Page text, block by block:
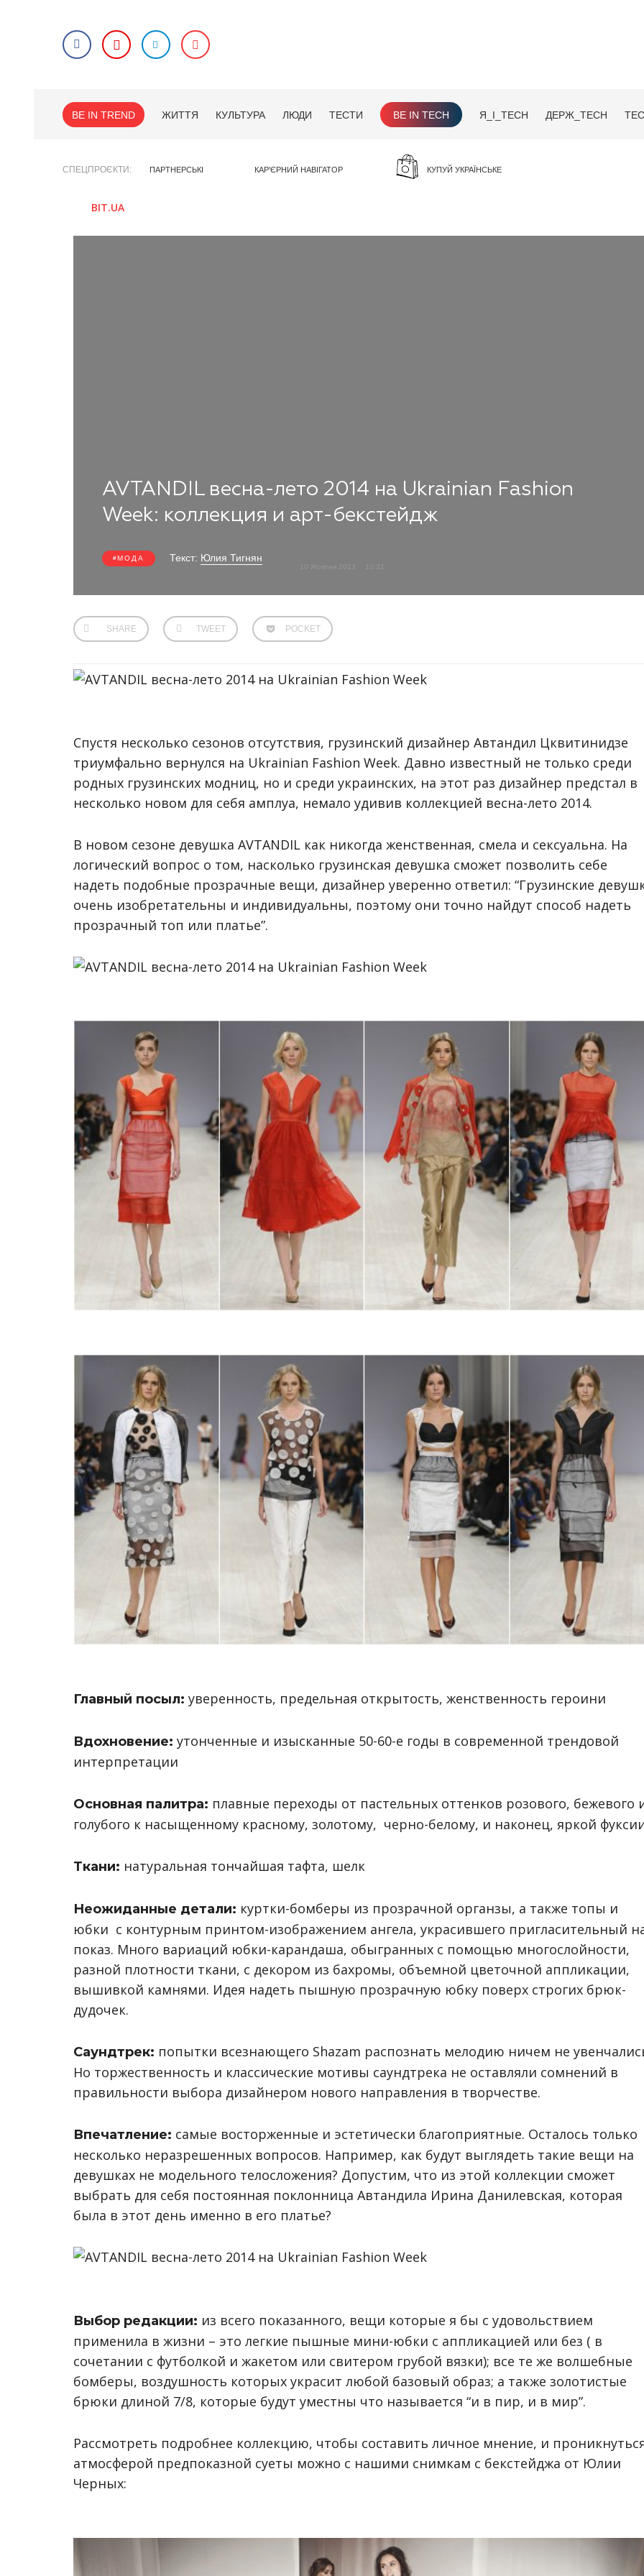
BE IN TREND ЖИТТЯ КУЛЬТУРА ЛЮДИ ТЕСТИ BE IN TECH Я_І_TECH ДЕРЖ_TECH
СПЕЦПРОЄКТИ ПАРТНЕРСЬКІ КАР'ЄРНИЙ НАВІГАТОР КУПУЙ УКРАЇНСЬКЕ
BIT.UA
AVTANDIL весна-лето 2014 на Ukrainian Fashion
Week: коллекция и арт-бекстейдж
МОДА Текст: Юлия Тигнян
10 Жовтня 2013
SHARE TWEET POCKET
Спустя несколько сезонов отсутствия, грузинский дизайнер Автандил Цквитинидзе
триумфально вернулся на Ukrainian Fashion Week. Давно известный не только среди
родных грузинских модниц, но и среди украинских, на этот раз дизайнер предстал в
несколько новом для себя амплуа, немало удивив коллекцией весна-лето 2014.
В новом сезоне девушка AVTANDIL как никогда женственная, смела и сексуальна. На
логический вопрос о том, насколько грузинская девушка сможет позволить себе
надеть подобные прозрачные вещи, дизайнер уверенно ответил: “Грузинские
очень изобретательны и индивидуальны, поэтому они точно найдут способ надеть
прозрачный топ или платье”.
Главный посыл: уверенность, предельная открытость, женственность героини
Вдохновение: утонченные и изысканные 50-60-е годы в современной трендовой
интерпретации
Основная палитра: плавные переходы от пастельных оттенков розового, бежевого
голубого к насыщенному красному, золотому, черно-белому, и наконец, яркой
Ткани: натуральная тончайшая тафта, шелк
Неожиданные детали: куртки-бомберы из прозрачной органзы, а также топы и
юбки с контурным принтом-изображением ангела, украсившего пригласительный
показ. Много вариаций юбки-карандаша, обыгранных с помощью многослойности,
разной плотности ткани, с декором из бахромы, объемной цветочной аппликации,
вышивкой камнями. Идея надеть пышную прозрачную юбку поверх строгих брюк-
дудочек.
Саундтрек: попытки всезнающего Shazam распознать мелодию ничем не
Но торжественность и классические мотивы саундтрека не оставляли сомнений в
правильности выбора дизайнером нового направления в творчестве.
Впечатление: самые восторженные и эстетически благоприятные. Осталось только
несколько неразрешенных вопросов. Например, как будут выглядеть такие вещи на
девушках не модельного телосложения? Допустим, что из этой коллекции сможет
выбрать для себя постоянная поклонница Автандила Ирина Данилевская, которая
была в этот день именно в его платье?
Выбор редакции: из всего показанного, вещи которые я бы с удовольствием
применила в жизни – это легкие пышные мини-юбки с аппликацией или без ( в
сочетании с футболкой и жакетом или свитером грубой вязки); все те же волшебные
бомберы, воздушность которых украсит любой базовый образ; а также золотистые
брюки длиной 7/8, которые будут уместны что называется “и в пир, и в мир”.
Рассмотреть подробнее коллекцию, чтобы составить личное мнение, и
атмосферой предпоказной суеты можно с нашими снимкам с бекстейджа от Юлии
Черных: